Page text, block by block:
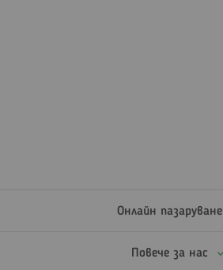
Онлайн пазаруване
Повече за нас